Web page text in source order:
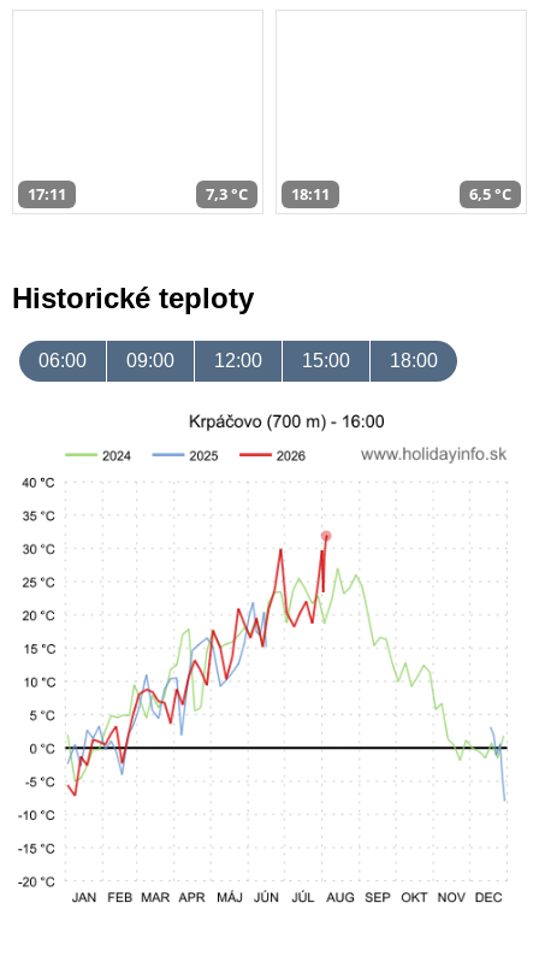
17:11 7,3 °C 18:11 6,5 °C
Historické teploty
06:00 09:00 12:00 15:00 18:00